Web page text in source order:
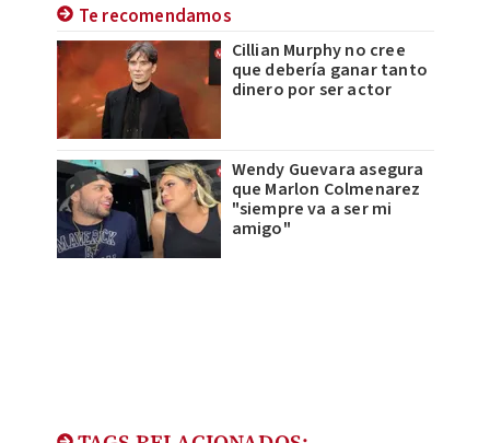
Te recomendamos
Cillian Murphy no cree
que debería ganar tanto
dinero por ser actor
Wendy Guevara asegura
que Marlon Colmenarez
"siempre va a ser mi
amigo"